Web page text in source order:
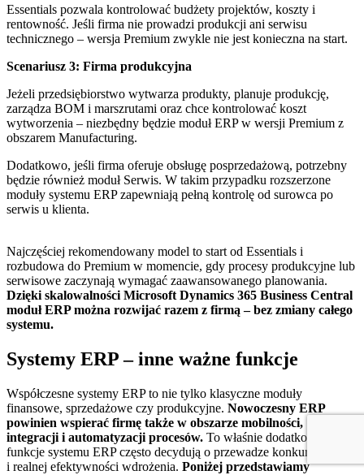
Essentials pozwala kontrolować budżety projektów, koszty i
rentowność. Jeśli firma nie prowadzi produkcji ani serwisu
technicznego – wersja Premium zwykle nie jest konieczna na start.
Scenariusz 3: Firma produkcyjna
Jeżeli przedsiębiorstwo wytwarza produkty, planuje produkcję,
zarządza BOM i marszrutami oraz chce kontrolować koszt
wytworzenia – niezbędny będzie moduł ERP w wersji Premium z
obszarem Manufacturing.
Dodatkowo, jeśli firma oferuje obsługę posprzedażową, potrzebny
będzie również moduł Serwis. W takim przypadku rozszerzone
moduły systemu ERP zapewniają pełną kontrolę od surowca po
serwis u klienta.
Najczęściej rekomendowany model to start od Essentials i
rozbudowa do Premium w momencie, gdy procesy produkcyjne lub
serwisowe zaczynają wymagać zaawansowanego planowania.
Dzięki skalowalności Microsoft Dynamics 365 Business Central
moduł ERP można rozwijać razem z firmą – bez zmiany całego
systemu.
Systemy ERP – inne ważne funkcje
Współczesne systemy ERP to nie tylko klasyczne moduły
finansowe, sprzedażowe czy produkcyjne. Nowoczesny ERP
powinien wspierać firmę także w obszarze mobilności,
integracji i automatyzacji procesów. To właśnie dodatkowe
funkcje systemu ERP często decydują o przewadze konkurencyjnej
i realnej efektywności wdrożenia. Poniżej przedstawiamy